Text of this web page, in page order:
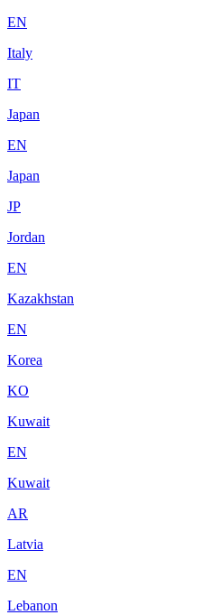
EN
Italy
IT
Japan
EN
Japan
JP
Jordan
EN
Kazakhstan
EN
Korea
KO
Kuwait
EN
Kuwait
AR
Latvia
EN
Lebanon